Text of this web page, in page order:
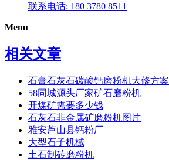
联系电话: 180 3780 8511
Menu
相关文章
石膏石灰石碳酸钙磨粉机大修方案
58同城源头厂家矿石磨粉机
开煤矿需要多少钱
石灰石非金属矿磨粉机图片
雅安芦山县钙粉厂
大型石子机械
土石制砖磨粉机